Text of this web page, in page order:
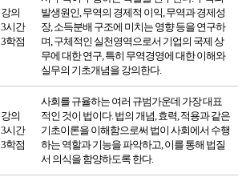
강의
3시간
3학점
발생원인, 무역의 경제적 이익, 무역과 경제성
장, 소득분배 구조에 미치는 영향 등을 연구하
며, 구체적인 실천영역으로서 기업의 국제 상
무에 대한 연구, 특히 무역경영에 대한 이해와
실무의 기초개념을 강의한다.
강의
3시간
3학점
사회를 규율하는 여러 규범가운데 가장 대표
적인 것이 법이다. 법의 개념, 효력, 적용과 같은
기초이론을 이해함으로써 법이 사회에서 수행
하는 역할과 기능을 파악하고, 이를 통해 법질
서 의식을 함양하도록 한다.